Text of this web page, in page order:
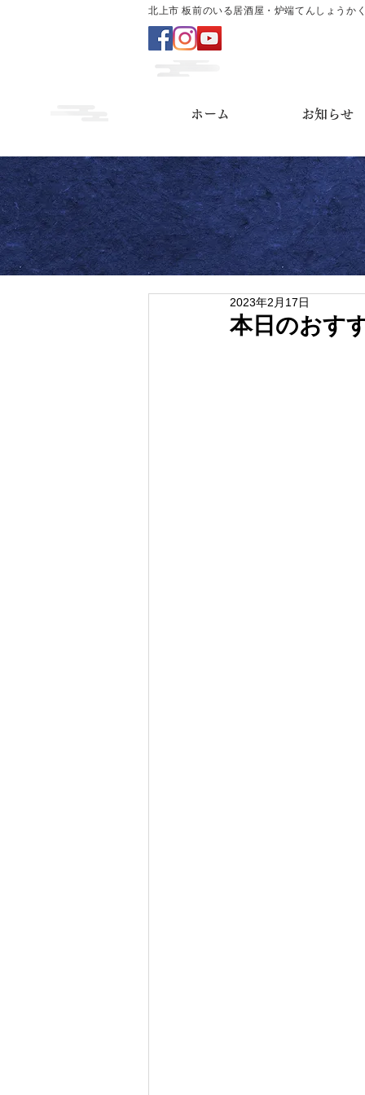
北上市 板前のいる居酒屋・炉端てんしょうか
ホーム お知らせ
本日のおす
2023年2月17日